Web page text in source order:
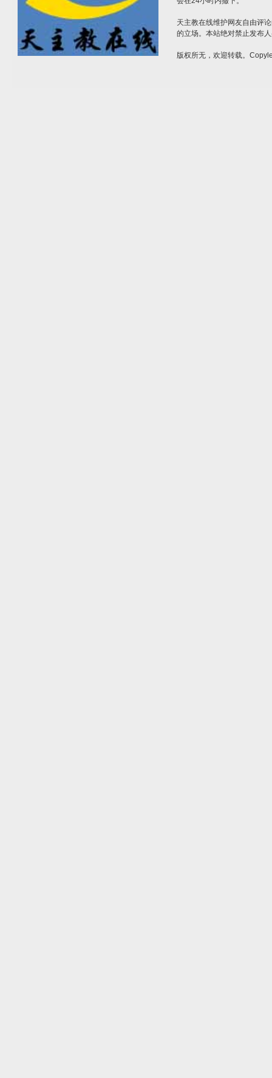
天主教在线维护网友自由评
的立场。本站绝对禁止发布
版权所无，欢迎转载。